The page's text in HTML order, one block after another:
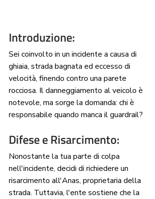
Introduzione:
Sei coinvolto in un incidente a causa di
ghiaia, strada bagnata ed eccesso di
velocità, finendo contro una parete
rocciosa. Il danneggiamento al veicolo è
notevole, ma sorge la domanda: chi è
responsabile quando manca il guardrail?
Difese e Risarcimento:
Nonostante la tua parte di colpa
nell'incidente, decidi di richiedere un
risarcimento all'Anas, proprietaria della
strada. Tuttavia, l'ente sostiene che la